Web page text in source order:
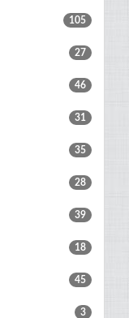
105
27
46
31
35
28
39
18
45
3